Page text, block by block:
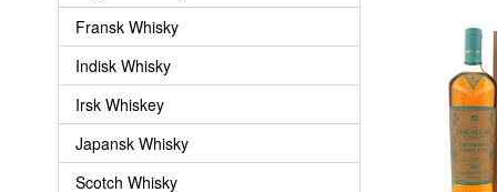
Fransk Whisky
Indisk Whisky
Irsk Whiskey
Japansk Whisky
Scotch Whisky